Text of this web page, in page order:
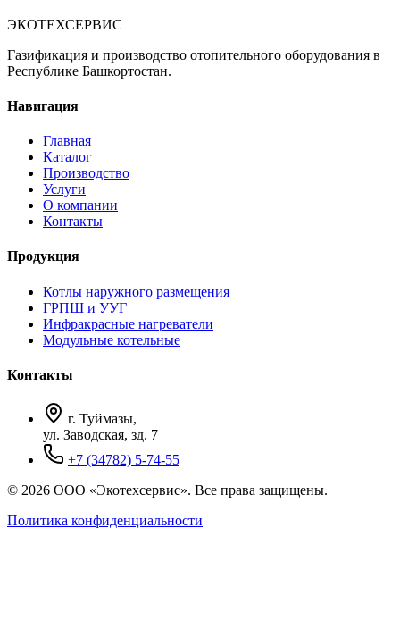
ЭКОТЕХСЕРВИС
Газификация и производство отопительного оборудования в
Республике Башкортостан.
Навигация
Главная
Каталог
Производство
Услуги
О компании
Контакты
Продукция
Котлы наружного размещения
ГРПШ и УУГ
Инфракрасные нагреватели
Модульные котельные
Контакты
г. Туймазы,
ул. Заводская, зд. 7
+7 (34782) 5-74-55
© 2026 ООО «Экотехсервис». Все права защищены.
Политика конфиденциальности